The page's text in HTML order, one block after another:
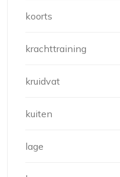
koorts
krachttraining
kruidvat
kuiten
lage